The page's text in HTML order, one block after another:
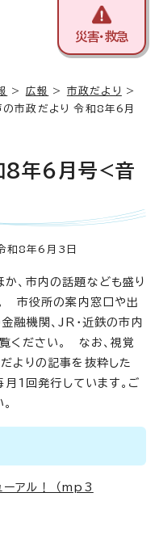
災害・救急
> 広報 > 市政だより
>
市政だより 令和8年6月
8年6月号<音
8年6月3日
、市内の話題なども盛り
市役所の案内窓口や出
融機関、JR・近鉄の市内
ください。 なお、視覚
よりの記事を抜粋した
月1回発行しています。ご
ーアル！ （mp3